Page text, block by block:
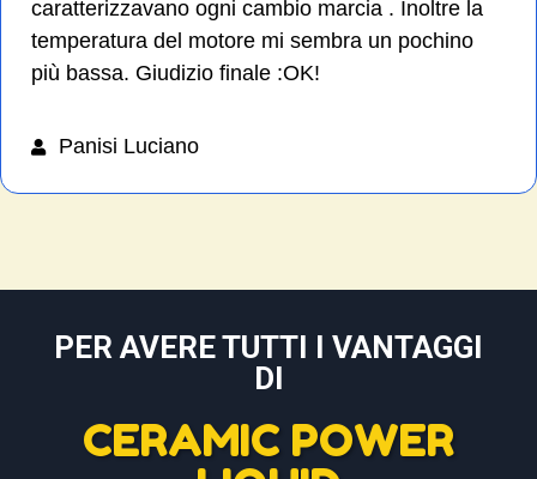
caratterizzavano ogni cambio marcia . Inoltre la
temperatura del motore mi sembra un pochino
più bassa. Giudizio finale :OK!
Panisi Luciano
PER AVERE TUTTI I VANTAGGI
DI
CERAMIC POWER